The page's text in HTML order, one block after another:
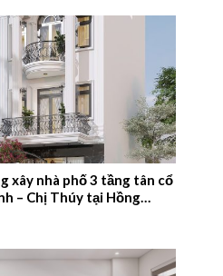
xây nhà phố 3 tầng tân cổ
– Chị Thúy tại Hồng